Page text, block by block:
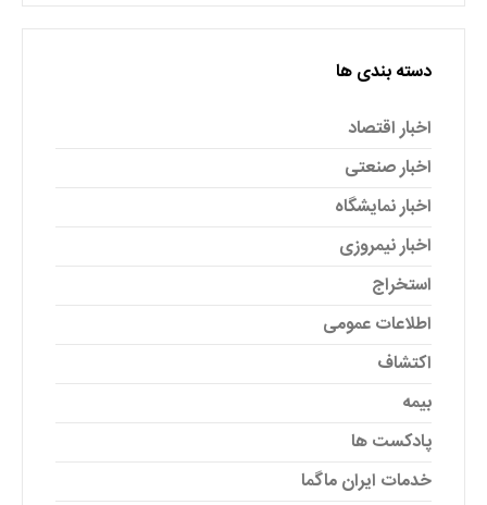
دسته بندی ها
اخبار اقتصاد
اخبار صنعتی
اخبار نمایشگاه
اخبار نیمروزی
استخراج
اطلاعات عمومی
اکتشاف
بیمه
پادکست ها
خدمات ایران ماگما